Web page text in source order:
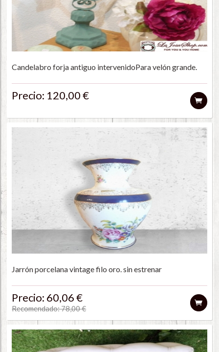
Candelabro forja antiguo intervenidoPara velón grande.
Precio: 120,00 €
Jarrón porcelana vintage filo oro. sin estrenar
Precio: 60,06 €
Recomendado: 78,00 €